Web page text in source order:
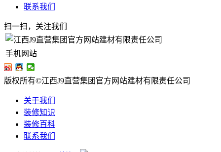
联系我们
扫一扫，关注我们
手机网站
版权所有©江西J9直营集团官方网站建材有限责任公司
关于我们
装修知识
装修百科
联系我们